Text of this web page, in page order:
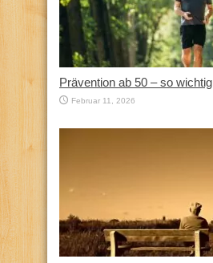
Prävention ab 50 – so wichtig
Februar 11, 2026